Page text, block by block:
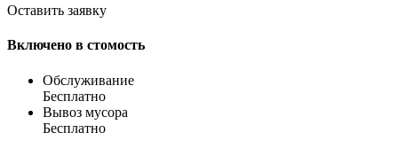
Оставить заявку
Включено в стомость
Обслуживание
Бесплатно
Вывоз мусора
Бесплатно